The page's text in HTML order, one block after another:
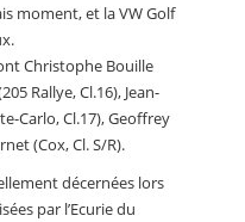
moment, et la VW Golf
Christophe Bouille
Rallye, Cl.16), Jean-
Carlo, Cl.17), Geoffrey
(Cox, Cl. S/R).
décernées lors
par l’Ecurie du